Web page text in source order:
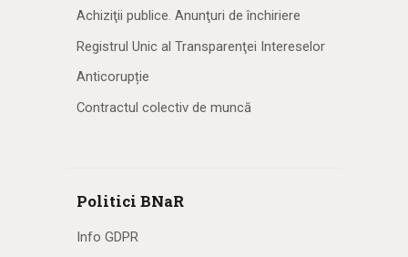
Achiziţii publice. Anunţuri de închiriere
Registrul Unic al Transparenţei Intereselor
Anticorupție
Contractul colectiv de muncă
Politici BNaR
Info GDPR